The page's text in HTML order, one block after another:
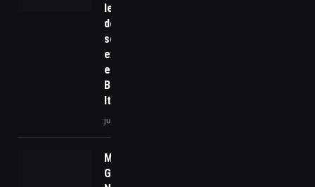
levanta
debate
sobre
extradição
entre
Brasil e
Itália
junho 5, 2025
Made by
Google 2024: